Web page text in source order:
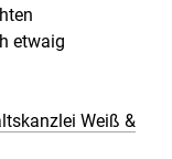
etwaig
Weiß &